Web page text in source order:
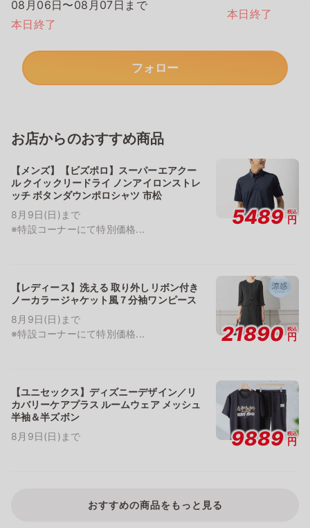
08月06日〜08月07日まで
本日終了
本日終了
フォロー
お店からのおすすめ商品
【メンズ】【ビズポロ】スーパーエアクー
ル クイックリードライ ノンアイロンストレ
ッチ ボタンダウンポロシャツ 市松
8月9日(日)まで
※特設コーナーにて特別価格...
5489 税込
円
【レディース】洗える 取り外しリボン付き
ノーカラージャケット風７分袖ワンピース
8月9日(日)まで
※特設コーナーにて特別価格...
21890 税込
円
【ユニセックス】ディズニーデザイン／リ
カバリーケアプラス ルームウェア メッシュ
半袖＆半ズボン
8月9日(日)まで
9889 税込
円
おすすめの商品をもっと見る